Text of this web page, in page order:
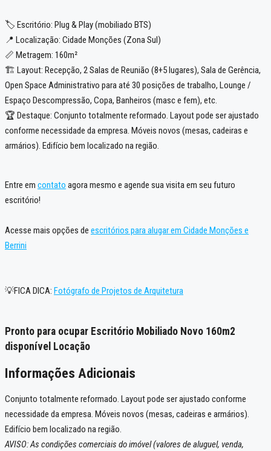
🏷️ Escritório: Plug & Play (mobiliado BTS)
📍 Localização: Cidade Monções (Zona Sul)
📏 Metragem: 160m²
🏗️ Layout: Recepção, 2 Salas de Reunião (8+5 lugares), Sala de Gerência,
Open Space Administrativo para até 30 posições de trabalho, Lounge /
Espaço Descompressão, Copa, Banheiros (masc e fem), etc.
🏆 Destaque: Conjunto totalmente reformado. Layout pode ser ajustado
conforme necessidade da empresa. Móveis novos (mesas, cadeiras e
armários). Edifício bem localizado na região.
Entre em contato agora mesmo e agende sua visita em seu futuro
escritório!
Acesse mais opções de escritórios para alugar em Cidade Monções e
Berrini
💡FICA DICA: Fotógrafo de Projetos de Arquitetura
Pronto para ocupar Escritório Mobiliado Novo 160m2
disponível Locação
Informações Adicionais
Conjunto totalmente reformado. Layout pode ser ajustado conforme
necessidade da empresa. Móveis novos (mesas, cadeiras e armários).
Edifício bem localizado na região.
AVISO: As condições comerciais do imóvel (valores de aluguel, venda,